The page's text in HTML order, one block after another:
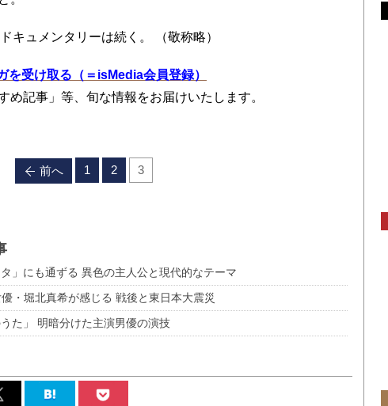
ュメンタリーは続く。 （敬称略）
を受け取る（＝isMedia会員登録）
め記事」等、旬な情報をお届けいたします。
前へ 1 2 3
」にも通ずる 異色の主人公と現代的なテーマ
・堀北真希が感じる 戦後と東日本大震災
た」 明暗分けた主演男優の演技